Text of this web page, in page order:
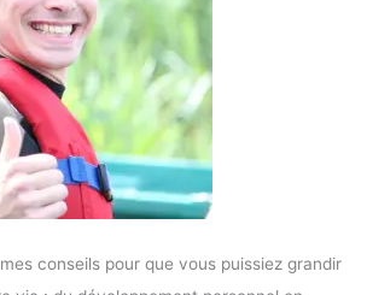
conseils pour que vous puissiez grandir